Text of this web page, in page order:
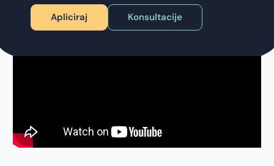
Apliciraj Konsultacije